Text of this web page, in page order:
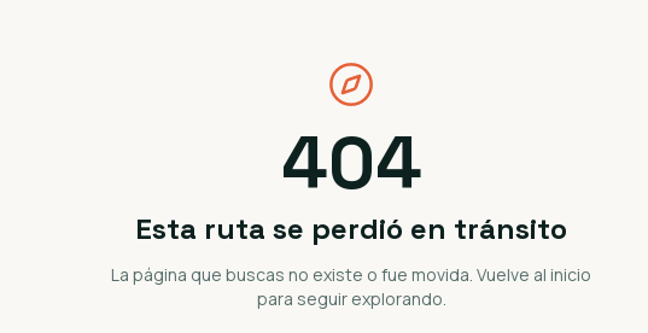
404
Esta ruta se perdió en tránsito
La página que buscas no existe o fue movida. Vuelve al inicio
para seguir explorando.